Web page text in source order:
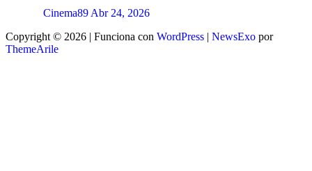
Cinema89 Abr 24, 2026
Copyright © 2026 | Funciona con WordPress | NewsExo por
ThemeArile